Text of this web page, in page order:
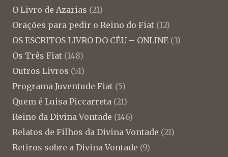
O Livro de Azarias (21)
Orações para pedir o Reino do Fiat (12)
OS ESCRITOS LIVRO DO CÉU – ONLINE (3)
Os Três Fiat (148)
Outros Livros (51)
Programa Juventude Fiat (5)
Quem é Luisa Piccarreta (21)
Reino da Divina Vontade (146)
Relatos de Filhos da Divina Vontade (21)
Retiros sobre a Divina Vontade (9)